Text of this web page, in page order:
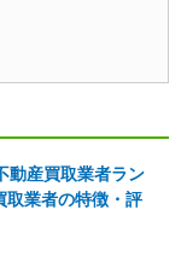
動産買取業者ラン
取業者の特徴・評